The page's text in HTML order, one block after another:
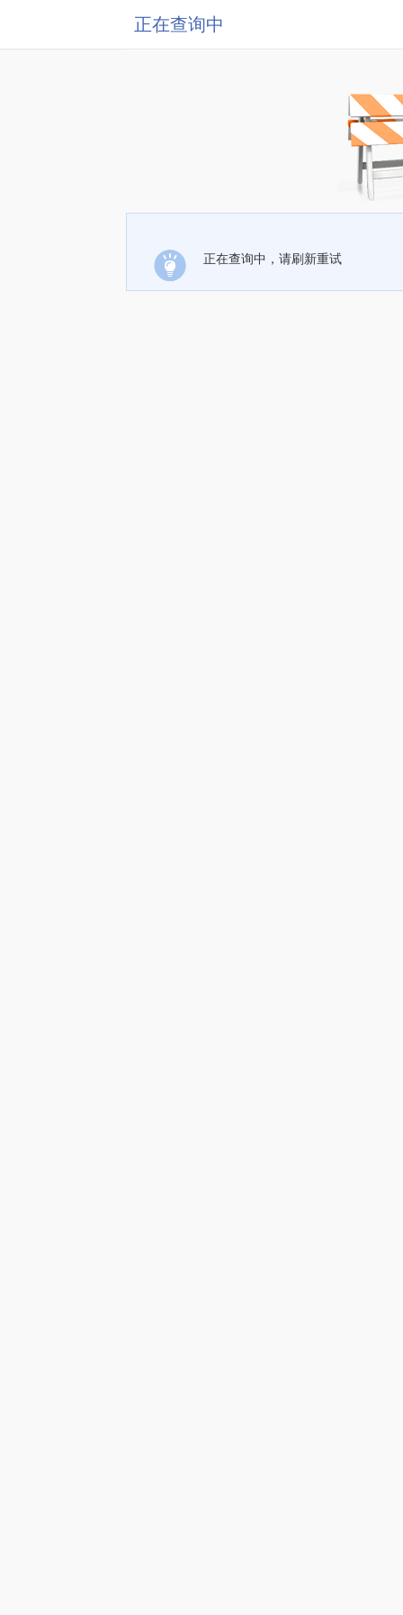
正在查询中
正在查询中，请刷新重试